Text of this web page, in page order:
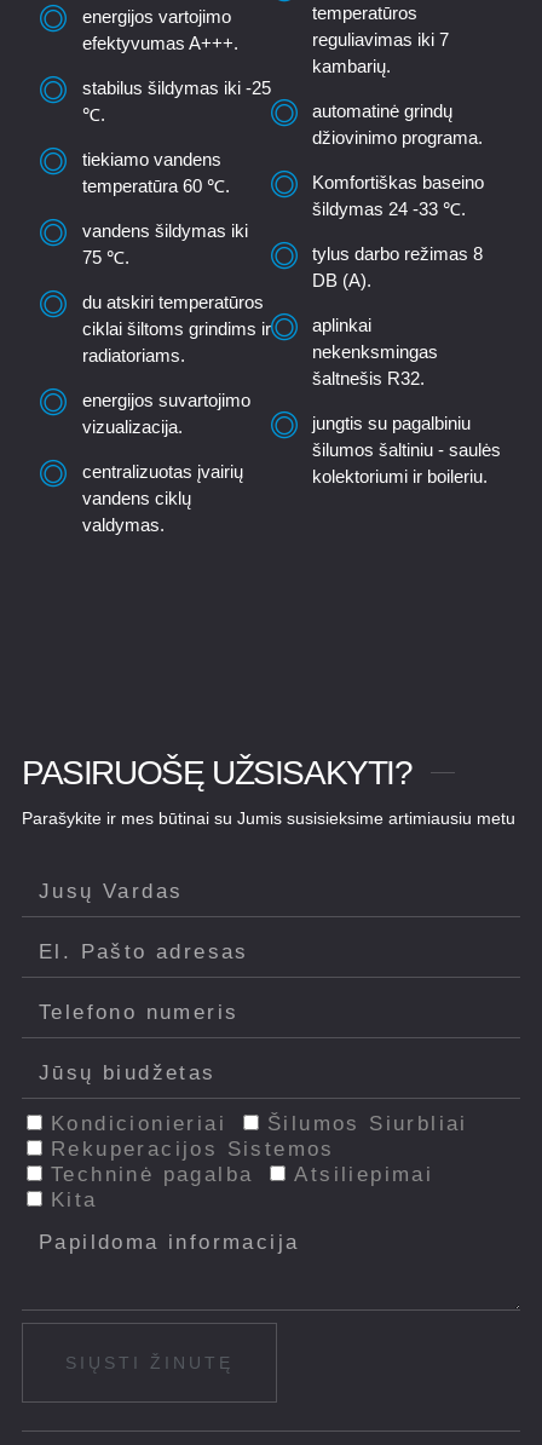
energijos vartojimo
efektyvumas A+++.
stabilus šildymas iki -25
℃.
tiekiamo vandens
temperatūra 60 ℃.
vandens šildymas iki
75 ℃.
du atskiri temperatūros
ciklai šiltoms grindims ir
radiatoriams.
energijos suvartojimo
vizualizacija.
centralizuotas įvairių
vandens ciklų
valdymas.
temperatūros
reguliavimas iki 7
kambarių.
automatinė grindų
džiovinimo programa.
Komfortiškas baseino
šildymas 24 -33 ℃.
tylus darbo režimas 8
DB (A).
aplinkai
nekenksmingas
šaltnešis R32.
jungtis su pagalbiniu
šilumos šaltiniu - saulės
kolektoriumi ir boileriu.
PASIRUOŠĘ UŽSISAKYTI?
Parašykite ir mes būtinai su Jumis susisieksime artimiausiu metu
Kondicionieriai
Šilumos Siurbliai
Rekuperacijos Sistemos
Techninė pagalba
Atsiliepimai
Kita
SIŲSTI ŽINUTĘ